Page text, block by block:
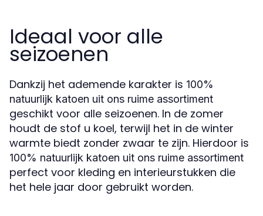
Ideaal voor alle
seizoenen
Dankzij het ademende karakter is 100%
natuurlijk katoen uit ons ruime assortiment
geschikt voor alle seizoenen. In de zomer
houdt de stof u koel, terwijl het in de winter
warmte biedt zonder zwaar te zijn. Hierdoor is
100% natuurlijk katoen uit ons ruime assortiment
perfect voor kleding en interieurstukken die
het hele jaar door gebruikt worden.